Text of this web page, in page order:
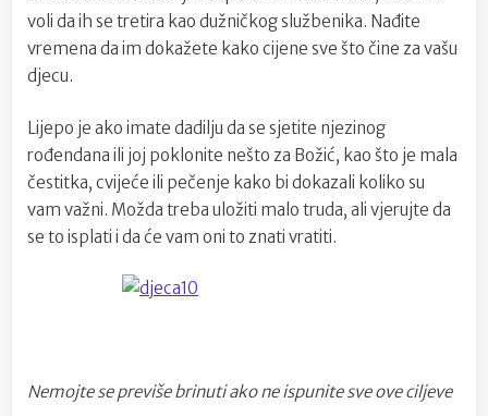
voli da ih se tretira kao dužničkog službenika. Nađite
vremena da im dokažete kako cijene sve što čine za vašu
djecu.
Lijepo je ako imate dadilju da se sjetite njezinog
rođendana ili joj poklonite nešto za Božić, kao što je mala
čestitka, cvijeće ili pečenje kako bi dokazali koliko su
vam važni. Možda treba uložiti malo truda, ali vjerujte da
se to isplati i da će vam oni to znati vratiti.
Nemojte se previše brinuti ako ne ispunite sve ove ciljeve